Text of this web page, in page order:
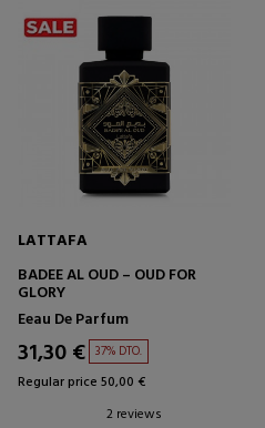
LATTAFA
BADEE AL OUD – OUD FOR
GLORY
Eeau De Parfum
31,30 € 37% DTO.
Regular price 50,00 €
2 reviews